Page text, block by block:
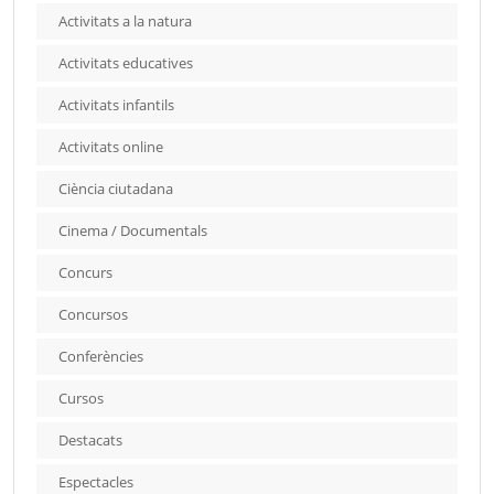
Activitats a la natura
Activitats educatives
Activitats infantils
Activitats online
Ciència ciutadana
Cinema / Documentals
Concurs
Concursos
Conferències
Cursos
Destacats
Espectacles